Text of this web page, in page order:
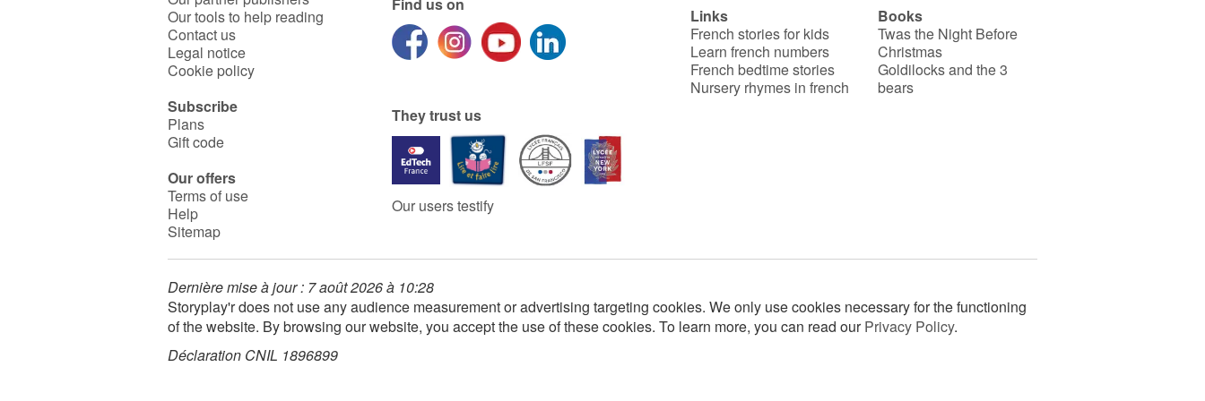
Our tools to help reading
Contact us
Legal notice
Cookie policy
Subscribe
Plans
Gift code
Our offers
Terms of use
Help
Sitemap
Find us on
They trust us
Our users testify
Links
French stories for kids
Learn french numbers
French bedtime stories
Nursery rhymes in french
Books
Twas the Night Before
Christmas
Goldilocks and the 3
bears
Dernière mise à jour : 7 août 2026 à 10:28
Storyplay'r does not use any audience measurement or advertising targeting cookies. We only use cookies necessary for the functioning
of the website. By browsing our website, you accept the use of these cookies. To learn more, you can read ourPrivacy Policy.
Déclaration CNIL 1896899